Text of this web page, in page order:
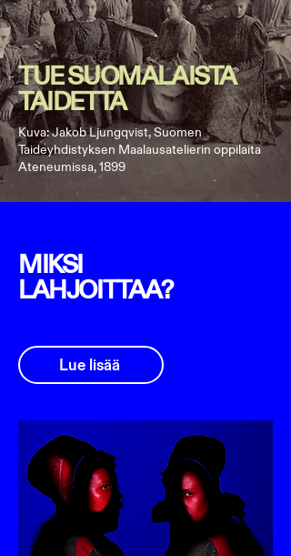
TUE SUOMALAISTA
TAIDETTA
Kuva: Jakob Ljungqvist, Suomen
Taideyhdistyksen Maalausatelierin oppilaita
Ateneumissa, 1899
MIKSI
LAHJOITTAA?
Lue lisää